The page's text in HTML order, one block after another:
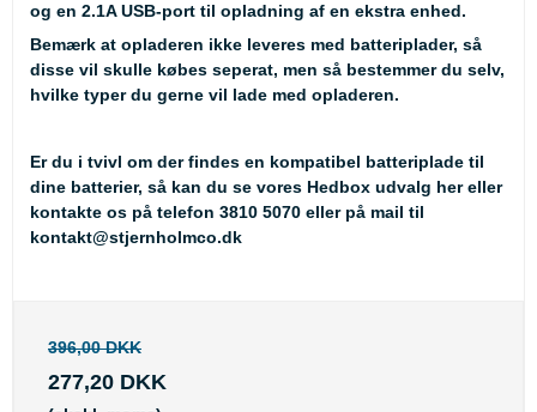
og en 2.1A USB-port til opladning af en ekstra enhed.
Bemærk at opladeren ikke leveres med batteriplader, så
disse vil skulle købes seperat, men så bestemmer du selv,
hvilke typer du gerne vil lade med opladeren.
Er du i tvivl om der findes en kompatibel batteriplade til
dine batterier, så kan du se vores Hedbox udvalg hereller
kontakte os på telefon 3810 5070 eller på mail til
kontakt@stjernholmco.dk
396,00 DKK
277,20 DKK